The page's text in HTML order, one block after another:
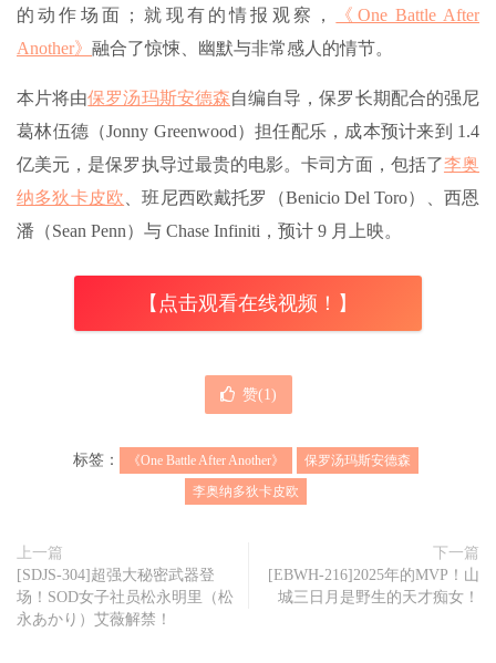
的动作场面；就现有的情报观察，
《One Battle After
Another》 融合了惊悚、幽默与非常感人的情节。
本片将由保罗汤玛斯安德森自编自导，保罗长期配合的强尼
葛林伍德（Jonny Greenwood）担任配乐，成本预计来到 1.4
亿美元，是保罗执导过最贵的电影。卡司方面，包括了李奥
纳多狄卡皮欧 、班尼西欧戴托罗（Benicio Del Toro）、西恩
潘（Sean Penn）与 Chase Infiniti，预计 9 月上映。
【点击观看在线视频！】
赞(1 )
标签： 《One Battle After Another》
保罗汤玛斯安德森
李奥纳多狄卡皮欧
上一篇
[SDJS-304]超强大秘密武器登
场！SOD女子社员松永明里（松
永あかり）艾薇解禁！
下一篇
[EBWH-216]2025年的MVP！山
城三日月是野生的天才痴女！